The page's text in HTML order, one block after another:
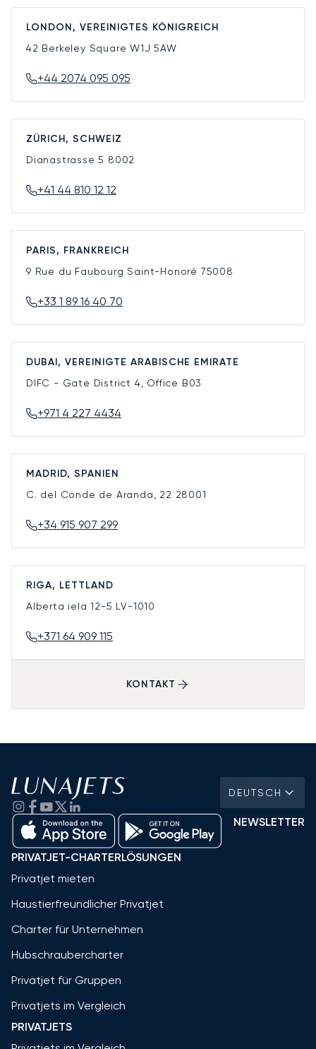
LONDON, VEREINIGTES KÖNIGREICH
42 Berkeley SquareW1J 5AW
+44 2074 095 095
ZÜRICH, SCHWEIZ
Dianastrasse 5 8002
+41 44 810 12 12
PARIS, FRANKREICH
9 Rue du Faubourg Saint-Honoré 75008
+33 1 89 16 40 70
DUBAI, VEREINIGTE ARABISCHE EMIRATE
DIFC - Gate District 4, Office B03
+971 4 227 4434
MADRID, SPANIEN
C. del Conde de Aranda, 22 28001
+34 915 907 299
RIGA, LETTLAND
Alberta iela 12-5 LV-1010
+371 64 909 115
KONTAKT
DEUTSCH
NEWSLETTER
PRIVATJET-CHARTERLÖSUNGEN
Privatjet mieten
Haustierfreundlicher Privatjet
Charter für Unternehmen
Hubschraubercharter
Privatjet für Gruppen
Privatjets im Vergleich
PRIVATJETS